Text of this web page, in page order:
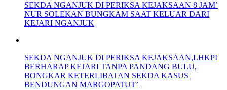
SEKDA NGANJUK DI PERIKSA KEJAKSAAN 8 JAM’
NUR SOLEKAN BUNGKAM SAAT KELUAR DARI
KEJARI NGANJUK
SEKDA NGANJUK DI PERIKSA KEJAKSAAN,LHKPI
BERHARAP KEJARI TANPA PANDANG BULU,
BONGKAR KETERLIBATAN SEKDA KASUS
BENDUNGAN MARGOPATUT’